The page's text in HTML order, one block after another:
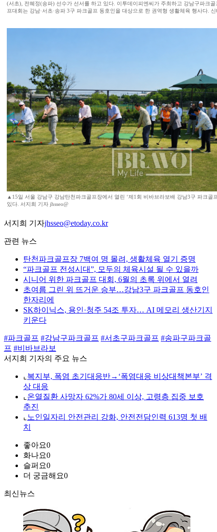
(서초), 전혜정(송파) 선수가 선서를 하고 있다. 이투데이피엔씨가 주최하고 강남구파크
프대회는 강남·서초·송파 3구 파크골프 동호인을 대상으로 한 권역형 생활체육 행사다.
▲15일 서울 강남구 강남탄천파크골프장에서 열린 ‘제1회 비바브라보배 강남3구 파크골
있다. 서지희 기자 jhsseo@
서지희 기자jhsseo@etoday.co.kr
관련 뉴스
탄천파크골프장 7백여 명 몰려, 생활체육 열기 증명
“파크골프 전성시대”, 모두의 체육시설 될 수 있을까
시니어 위한 파크골프 대회, 6월의 초록 위에서 열려
초여름 그린 위 뜨거운 승부…강남3구 파크골프 동호인
한자리에
SK하이닉스, 용인·청주 54조 투자… AI 메모리 생산기지
키운다
#파크골프 #강남구파크골프 #서초구파크골프 #송파구파크골
프 #비바브라보
서지희 기자의 주요 뉴스
⌞ 복지부, 폭염 초기대응반→‘폭염대응 비상대책본부’ 격
상 대응
⌞ 온열질환 사망자 62%가 80세 이상, 고령층 집중 보호
추진
⌞ 노인일자리 안전관리 강화, 안전전담인력 613명 첫 배
치
좋아요0
화나요0
슬퍼요0
더 궁금해요0
최신뉴스